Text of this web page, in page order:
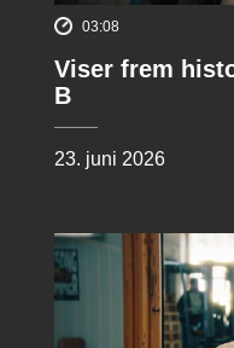
03:08
Viser frem
B
23. juni 2026